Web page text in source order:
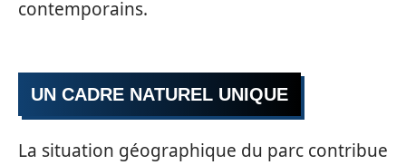
contemporains.
UN CADRE NATUREL UNIQUE
La situation géographique du parc contribue